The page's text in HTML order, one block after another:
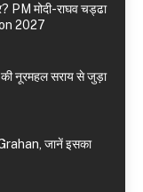
PM मोदी-राघव चड्ढा
2027
की नूरमहल सराय से जुड़ा
जानें इसका